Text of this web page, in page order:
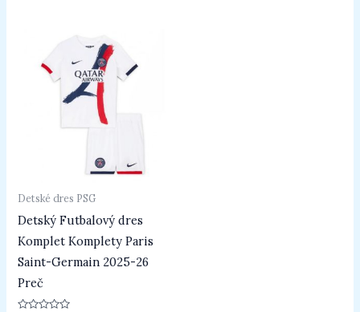
Detské dres PSG
Detský Futbalový dres
Komplet Komplety Paris
Saint-Germain 2025-26
Preč